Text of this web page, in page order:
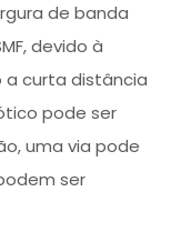
de banda
devido à
a curta distância
pode ser
uma via pode
ser